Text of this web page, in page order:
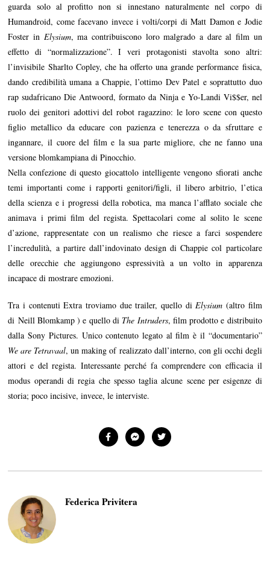
guarda solo al profitto non si innestano naturalmente nel corpo di
Humandroid, come facevano invece i volti/corpi di Matt Damon e Jodie
Foster in Elysium, ma contribuiscono loro malgrado a dare al film un
effetto di “normalizzazione”. I veri protagonisti stavolta sono altri:
l’invisibile Sharlto Copley, che ha offerto una grande performance fisica,
dando credibilità umana a Chappie, l’ottimo Dev Patel e soprattutto duo
rap sudafricano Die Antwoord, formato da Ninja e Yo-Landi Vi$$er, nel
ruolo dei genitori adottivi del robot ragazzino: le loro scene con questo
figlio metallico da educare con pazienza e tenerezza o da sfruttare e
ingannare, il cuore del film e la sua parte migliore, che ne fanno una
versione blomkampiana di Pinocchio.
Nella confezione di questo giocattolo intelligente vengono sfiorati anche
temi importanti come i rapporti genitori/figli, il libero arbitrio, l’etica
della scienza e i progressi della robotica, ma manca l’afflato sociale che
animava i primi film del regista. Spettacolari come al solito le scene
d’azione, rappresentate con un realismo che riesce a farci sospendere
l’incredulità, a partire dall’indovinato design di Chappie col particolare
delle orecchie che aggiungono espressività a un volto in apparenza
incapace di mostrare emozioni.
Tra i contenuti Extra troviamo due trailer, quello diElysium (altro film
di Neill Blomkamp ) e quello di The Intruders, film prodotto e distribuito
dalla Sony Pictures. Unico contenuto legato al film è il “documentario”
We are Tetravaal, un making of realizzato dall’interno, con gli occhi degli
attori e del regista. Interessante perché fa comprendere con efficacia il
modus operandi di regia che spesso taglia alcune scene per esigenze di
storia; poco incisive, invece, le interviste.
Federica Privitera